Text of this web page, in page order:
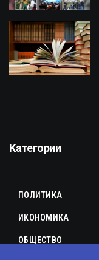
Категории
ПОЛИТИКА
ИКОНОМИКА
ОБЩЕСТВО